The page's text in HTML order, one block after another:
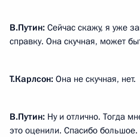
В.Путин: Сейчас скажу, я уже
справку. Она скучная, может
Т.Карлсон: Она не скучная, нет.
В.Путин: Ну и отлично. Тогда
это оценили. Спасибо большое.